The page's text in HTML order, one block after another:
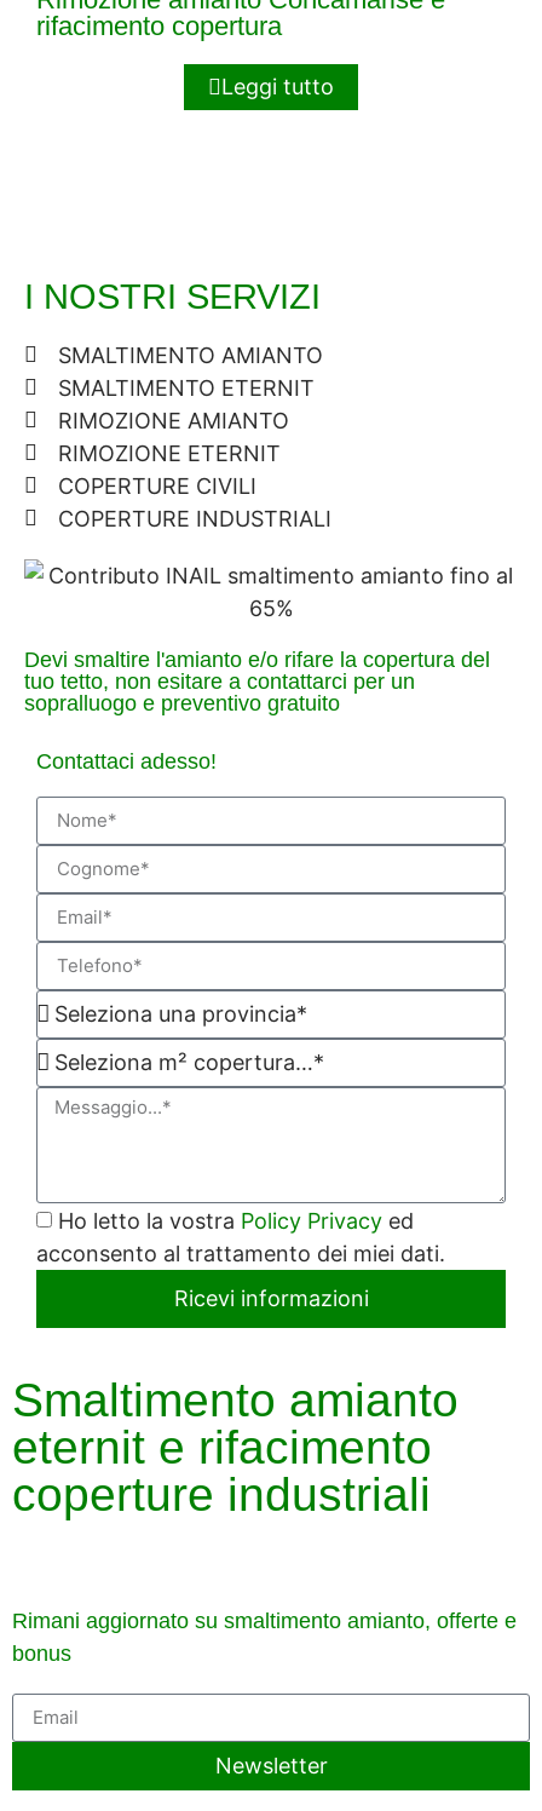
rifacimento copertura
Leggi tutto
I NOSTRI SERVIZI
SMALTIMENTO AMIANTO
SMALTIMENTO ETERNIT
RIMOZIONE AMIANTO
RIMOZIONE ETERNIT
COPERTURE CIVILI
COPERTURE INDUSTRIALI
Devi smaltire l'amianto e/o rifare la copertura del
tuo tetto, non esitare a contattarci per un
sopralluogo e preventivo gratuito
Contattaci adesso!
Ho letto la vostra Policy Privacy ed
acconsento al trattamento dei miei dati.
Ricevi informazioni
Smaltimento amianto
eternit e rifacimento
coperture industriali
Rimani aggiornato su smaltimento amianto, offerte e
bonus
Newsletter